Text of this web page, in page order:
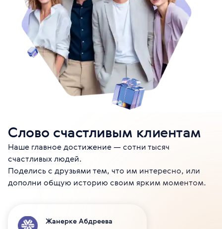
Слово счастливым клиентам
Наше главное достижение — сотни тысяч
счастливых людей.
Поделись с друзьями тем, что им интересно, или
дополни общую историю своим ярким моментом.
Жанерке Абдреева